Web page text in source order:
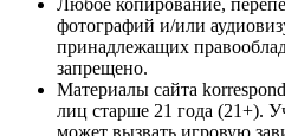
фотографий и/или
принадлежащих
запрещено.
Материалы сайта
лиц старше 21 года (21+).
может вызвать игровую